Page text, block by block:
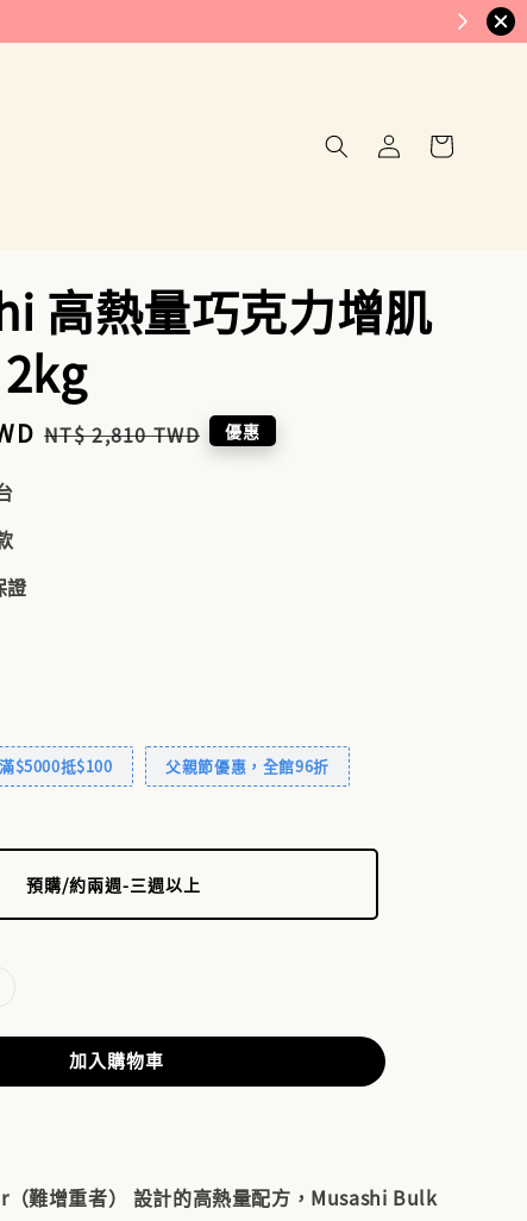
高熱量巧克力增肌
Regular
NT$ 2,810 TWD 優惠
證
$5000抵$100 父親節優惠，全館96折
預購/約兩週-三週以上
加入購物車
難增重者）
設計的高熱量配方，Musashi Bulk